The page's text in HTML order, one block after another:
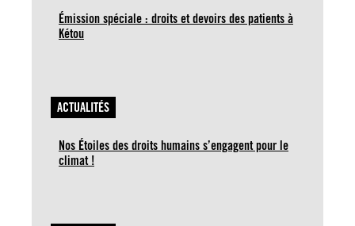
Émission spéciale : droits et devoirs des patients à
Kétou
ACTUALITÉS
Nos Étoiles des droits humains s’engagent pour le
climat !